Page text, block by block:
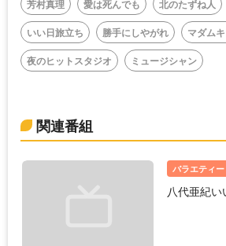
芳村真理
愛は死んでも 北のたずね人
いい日旅立ち
勝手にしやがれ
マダム
夜のヒットスタジオ
ミュージシャン
関連番組
バラエティー
八代亜紀